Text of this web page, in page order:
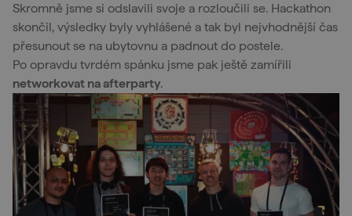
Skromně jsme si odslavili svoje a rozloučili se. Hackathon
skončil, výsledky byly vyhlášené a tak byl nejvhodnější čas
přesunout se na ubytovnu a padnout do postele.
Po opravdu tvrdém spánku jsme pak ještě zamířili
networkovat na afterparty.